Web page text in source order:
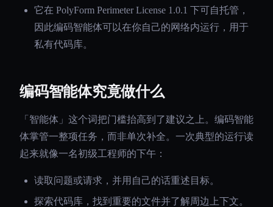
它在 PolyForm Perimeter License 1.0.1 下可自托管，
因此编码智能体可以在你自己的网络内运行，用于
私有代码库。
编码智能体究竟做什么
「智能体」这个词把门槛抬高到了建议之上。编码智能
体掌管一整项任务，而非单次补全。一次典型的运行读
起来就像一名初级工程师的下午：
读取问题或请求，并用自己的话重述目标。
探索代码库，找到重要的文件并了解周边上下文。